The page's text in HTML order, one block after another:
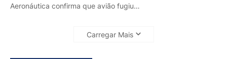
Aeronáutica confirma que avião fugiu…
Carregar Mais